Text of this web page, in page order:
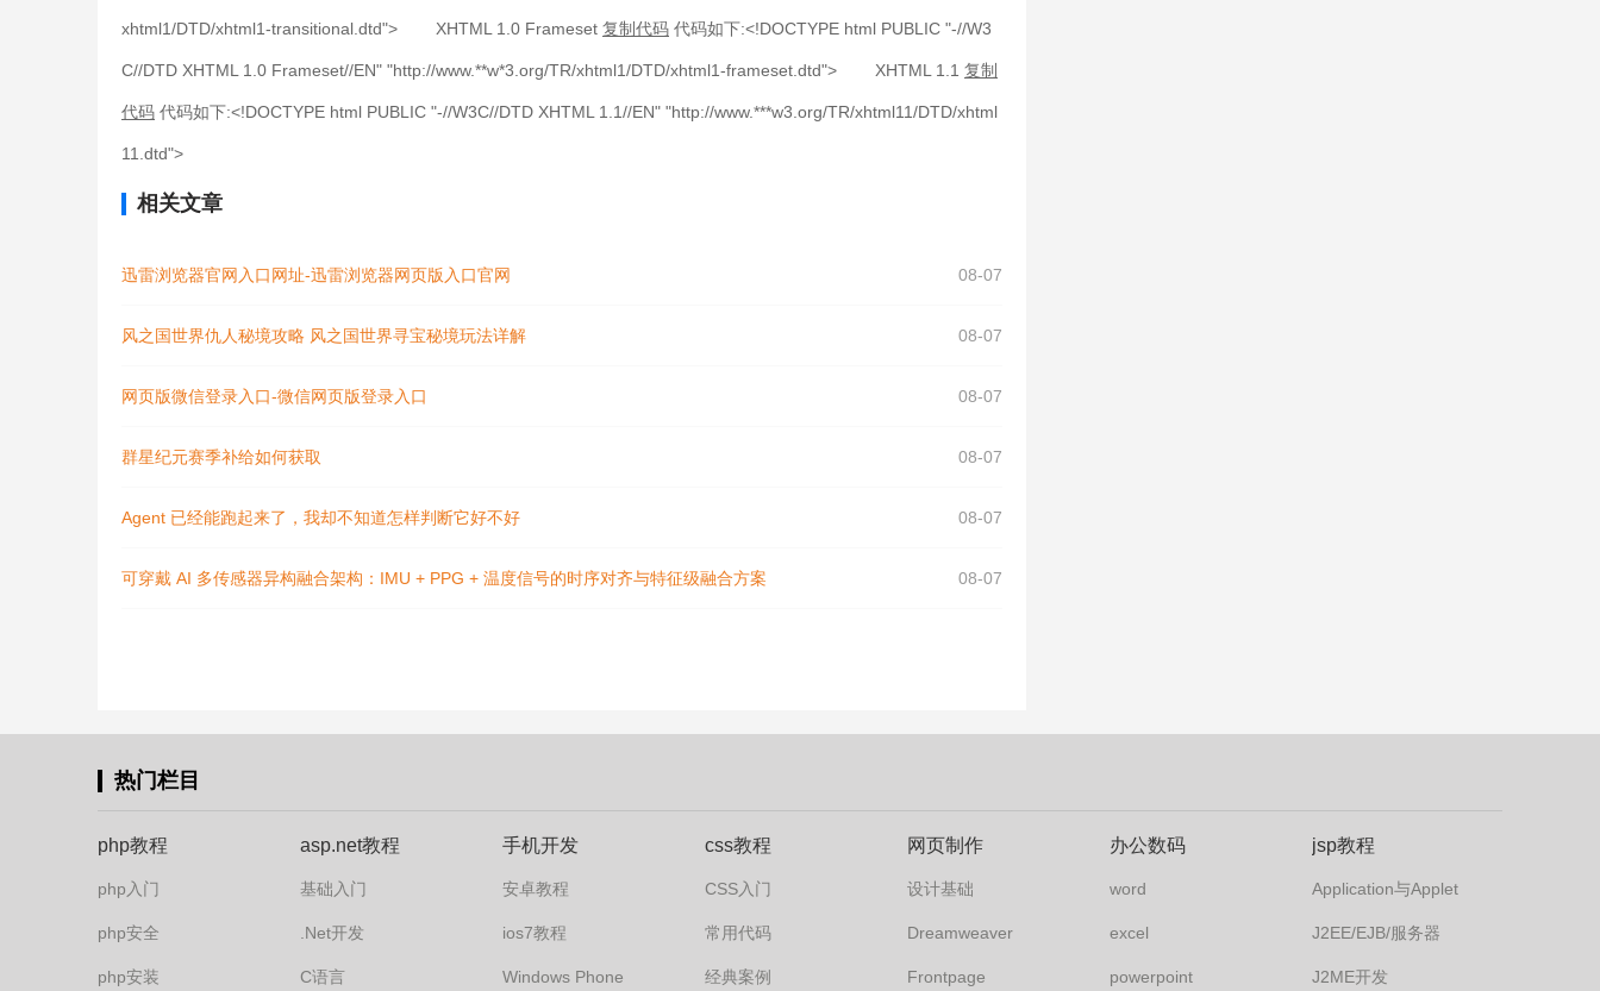
xhtml1/DTD/xhtml1-transitional.dtd"> XHTML 1.0 Frameset 复制代码 代码如下:<!DOCTYPE html PUBLIC "-//W3
C//DTD XHTML 1.0 Frameset//EN" "http://www.**w*3.org/TR/xhtml1/DTD/xhtml1-frameset.dtd"> XHTML 1.1 复制
代码 代码如下:<!DOCTYPE html PUBLIC "-//W3C//DTD XHTML 1.1//EN" "http://www.***w3.org/TR/xhtml11/DTD/xhtml
11.dtd">
相关文章
迅雷浏览器官网入口网址-迅雷浏览器网页版入口官网 08-07
风之国世界仇人秘境攻略 风之国世界寻宝秘境玩法详解 08-07
网页版微信登录入口-微信网页版登录入口 08-07
群星纪元赛季补给如何获取 08-07
Agent 已经能跑起来了，我却不知道怎样判断它好不好 08-07
可穿戴 AI 多传感器异构融合架构：IMU + PPG + 温度信号的时序对齐与特征级融合方案 08-07
热门栏目
php教程
php入门
php安全
php安装
asp.net教程
基础入门
.Net开发
C语言
手机开发
安卓教程
ios7教程
Windows Phone
css教程
CSS入门
常用代码
经典案例
网页制作
设计基础
Dreamweaver
Frontpage
办公数码
word
excel
powerpoint
jsp教程
Application与Applet
J2EE/EJB/服务器
J2ME开发